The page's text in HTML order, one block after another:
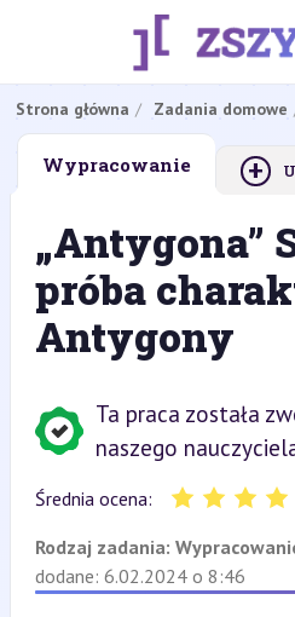
Strona główna Zadania domowe
Wypracowanie +
„Antygona”
próba
Antygony
Ta praca została
naszego
Średnia ocena:
Rodzaj zadania:
dodane: 6.02.2024 o 8:46